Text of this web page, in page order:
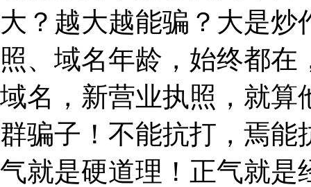
大？越大越能骗？大是
照、域名年龄，始终都
域名，新营业执照，就算
群骗子！不能抗打，焉能
气就是硬道理！正气就是